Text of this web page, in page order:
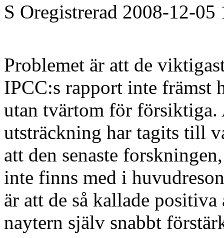
S Oregistrerad 2008-12-05
Problemet är att de
IPCC:s rapport inte främst
utan tvärtom för försiktiga.
utsträckning har tagits till
att den senaste
inte finns med i
är att de så kallade
naytern själv snabbt